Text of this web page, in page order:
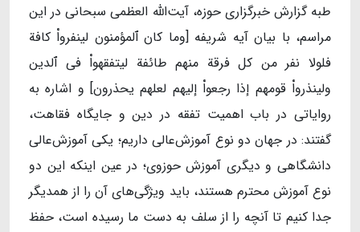
طبه گزارش خبرگزاری حوزه، آیت‌الله العظمی سبحانی در این
مراسم، با بیان آیه شریفه [وما کان ٱلمؤمنون لینفرواْ کافة
فلولا نفر من کل فرقة منهم طائفة لیتفقهواْ فی ٱلدین
ولینذرواْ قومهم إذا رجعواْ إلیهم لعلهم یحذرون] و اشاره به
روایاتی در باب اهمیت تفقه در دین و جایگاه فقاهت،
گفتند: در جهان دو نوع آموزش‌عالی داریم؛ یکی آموزش‌عالی
دانشگاهی و دیگری آموزش حوزوی؛ در عین اینکه این دو
نوع آموزش محترم هستند، باید ویژگی‌های آن را از همدیگر
جدا کنیم تا آنچه را از سلف به دست ما رسیده است، حفظ